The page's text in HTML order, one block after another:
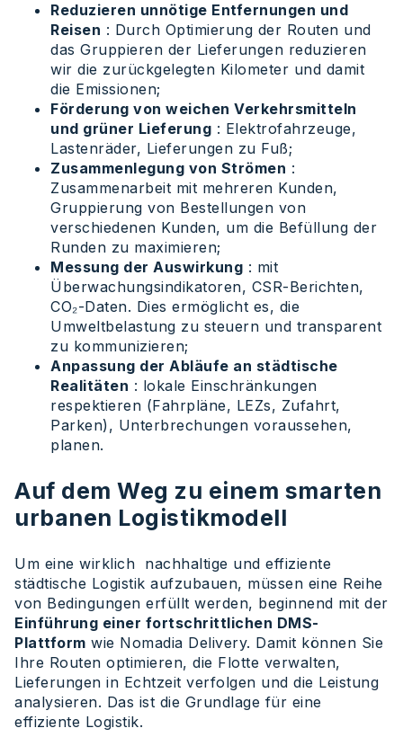
Reduzieren unnötige Entfernungen und
Reisen : Durch Optimierung der Routen und
das Gruppieren der Lieferungen reduzieren
wir die zurückgelegten Kilometer und damit
die Emissionen;
Förderung von weichen Verkehrsmitteln
und grüner Lieferung : Elektrofahrzeuge,
Lastenräder, Lieferungen zu Fuß;
Zusammenlegung von Strömen :
Zusammenarbeit mit mehreren Kunden,
Gruppierung von Bestellungen von
verschiedenen Kunden, um die Befüllung der
Runden zu maximieren;
Messung der Auswirkung : mit
Überwachungsindikatoren, CSR-Berichten,
CO₂-Daten. Dies ermöglicht es, die
Umweltbelastung zu steuern und transparent
zu kommunizieren;
Anpassung der Abläufe an städtische
Realitäten : lokale Einschränkungen
respektieren (Fahrpläne, LEZs, Zufahrt,
Parken), Unterbrechungen voraussehen,
planen.
Auf dem Weg zu einem smarten
urbanen Logistikmodell
Um eine wirklich nachhaltige und effiziente
städtische Logistik aufzubauen, müssen eine Reihe
von Bedingungen erfüllt werden, beginnend mit der
Einführung einer fortschrittlichen DMS-
Plattform wie Nomadia Delivery. Damit können Sie
Ihre Routen optimieren, die Flotte verwalten,
Lieferungen in Echtzeit verfolgen und die Leistung
analysieren. Das ist die Grundlage für eine
effiziente Logistik.